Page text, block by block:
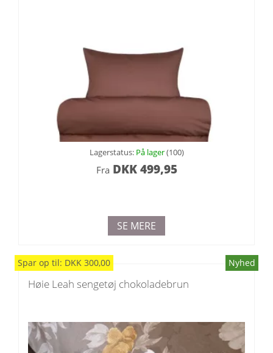
Lagerstatus: På lager(100)
Fra DKK499,95
SE MERE
Spar op til: DKK 300,00 Nyhed
Høie Leah sengetøj chokoladebrun